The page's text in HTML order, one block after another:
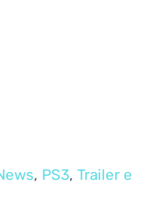
, PS3,Trailer e